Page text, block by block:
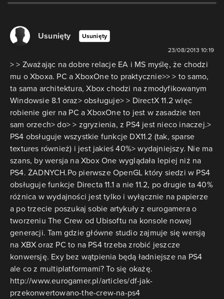
Usunięty Usunięty
23/08/2013 10:19
> > Zważając na dobre relacje EA i MS myślę, że chodzi
mu o Xboxa. PC a XboxOne to praktycznie>> > to samo,
ta sama architektura, Xbox chodzi na zmodyfikowanym
Windowsie 8.1 oraz> obsługuje> > DirectX 11.2 więc
robienie gier na PC a XboxOne to jest w zasadzie ten
sam orzech> do> > zgryzienia, z PS4 jest nieco inaczej.>
PS4 obsługuje wszystkie funkcje DX11.2 (tak, sparse
textures również) i jest jakieś 40%> wydajniejszy. Nie ma
szans, by wersja na Xbox One wyglądała lepiej niż na
PS4. ŻADNYCH.Po pierwsze OpenGL który siedzi w PS4
obsługuje funkcje Directa 11.1 a nie 11.2, po drugie ta 40%
różnica w wydajności jest tylko i wyłącznie na papierze
a po trzecie poszukaj sobie artykuły z eurogamera o
tworzeniu The Crew od Ubisoftu na konsole nowej
generacji. Tam gdzie główne studio zajmuje się wersją
na XBX oraz PC to na PS4 trzeba zrobić jeszcze
konwersję. Exy bez wątpienia będą ładniejsze na PS4
ale co z multiplatformami? To się okażę.
http://www.eurogamer.pl/articles/df-jak-
przekonwertowano-the-crew-na-ps4